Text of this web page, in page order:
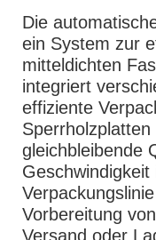
Die
ein System zur
mitteldichten
integriert
effiziente
gleichbleibende
Vorbereitung
Versand oder